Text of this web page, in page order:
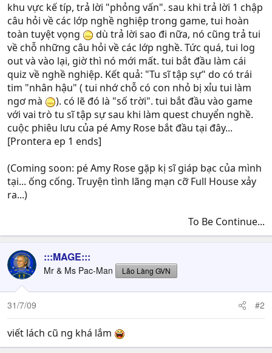
khu vực kế típ, trả lời "phỏng vấn". sau khi trả lời 1 chập
câu hỏi về các lớp nghề nghiệp trong game, tui hoàn
toàn tuyệt vọng
dù trả lời sao đi nữa, nó cũng trả tui
về chỗ những câu hỏi về các lớp nghề. Tức quá, tui log
out và vào lại, giờ thì nó mới mất. tui bắt đầu làm cái
quiz về nghề nghiệp. Kết quả: "Tu sĩ tập sự" do có trái
tim "nhân hậu" ( tui nhớ chỗ có con nhỏ bị xỉu tui làm
ngơ mà
). có lẽ đó là "số trời". tui bắt đầu vào game
với vai trò tu sĩ tập sự sau khi làm quest chuyển nghề.
cuộc phiêu lưu của pé Amy Rose bắt đầu tại đây...
[Prontera ep 1 ends]
(Coming soon: pé Amy Rose gặp kị sĩ giáp bạc của mình
tại... ống cống. Truyện tình lãng mạn cỡ Full House xảy
ra...)
To Be Continue...​
:::MAGE:::
Mr & Ms Pac-Man Lão Làng GVN
31/7/09 #2
viết lách cũ ng khá lắm